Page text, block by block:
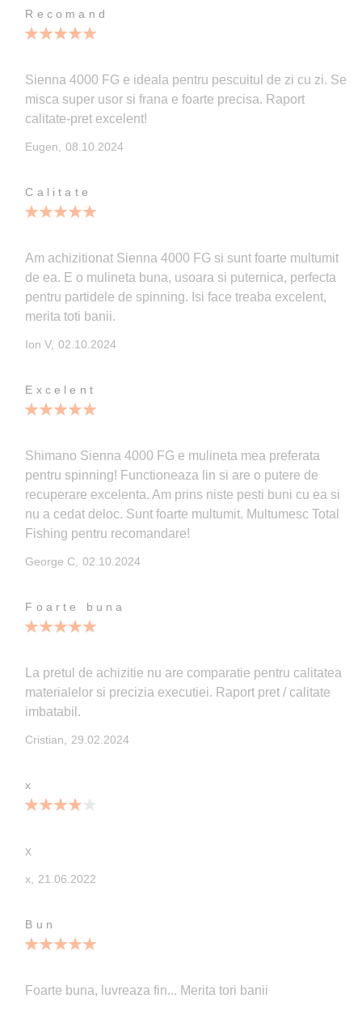
Recomand
Sienna 4000 FG e ideala pentru pescuitul de zi cu zi. Se
misca super usor si frana e foarte precisa. Raport
calitate-pret excelent!
Eugen, Publicata
08.10.2024
Calitate
Am achizitionat Sienna 4000 FG si sunt foarte multumit
de ea. E o mulineta buna, usoara si puternica, perfecta
pentru partidele de spinning. Isi face treaba excelent,
merita toti banii.
Ion V, Publicata
02.10.2024
Excelent
Shimano Sienna 4000 FG e mulineta mea preferata
pentru spinning! Functioneaza lin si are o putere de
recuperare excelenta. Am prins niste pesti buni cu ea si
nu a cedat deloc. Sunt foarte multumit. Multumesc Total
Fishing pentru recomandare!
George C, Publicata
02.10.2024
Foarte buna
La pretul de achizitie nu are comparatie pentru calitatea
materialelor si precizia executiei. Raport pret / calitate
imbatabil.
Cristian, Publicata
29.02.2024
x
x
x, Publicata
21.06.2022
Bun
Foarte buna, luvreaza fin... Merita tori banii